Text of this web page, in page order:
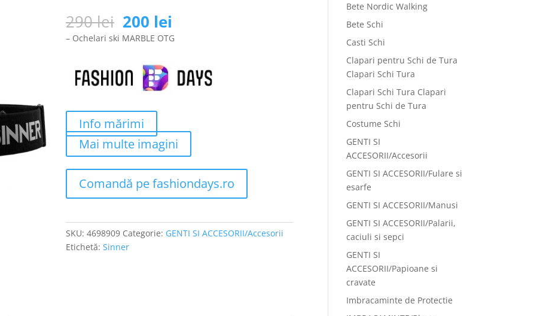
290lei Prețul
inițial
a
fost:
290 lei.
200 lei
curent
este:
– Ochelari ski MARBLE OTG
Info mărimi
Mai multe imagini
Comandă pe fashiondays.ro
SKU:4698909 Categorie: GENTI SI ACCESORII/Accesorii
Etichetă:Sinner
Bete Nordic Walking
Bete Schi
Casti Schi
Clapari pentru Schi de Tura
Clapari Schi Tura
Clapari Schi Tura Clapari
pentru Schi de Tura
Costume Schi
GENTI SI
ACCESORII/Accesorii
GENTI SI ACCESORII/Fulare si
esarfe
GENTI SI ACCESORII/Manusi
GENTI SI ACCESORII/Palarii,
caciuli si sepci
GENTI SI
ACCESORII/Papioane si
cravate
Imbracaminte de Protectie